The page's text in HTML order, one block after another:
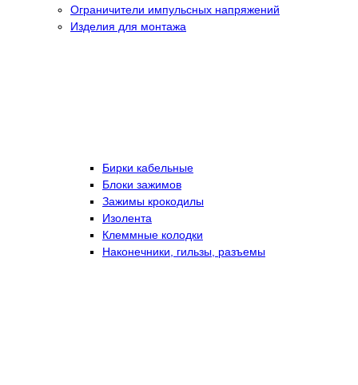
Ограничители импульсных напряжений
Изделия для монтажа
Бирки кабельные
Блоки зажимов
Зажимы крокодилы
Изолента
Клеммные колодки
Наконечники, гильзы, разъемы